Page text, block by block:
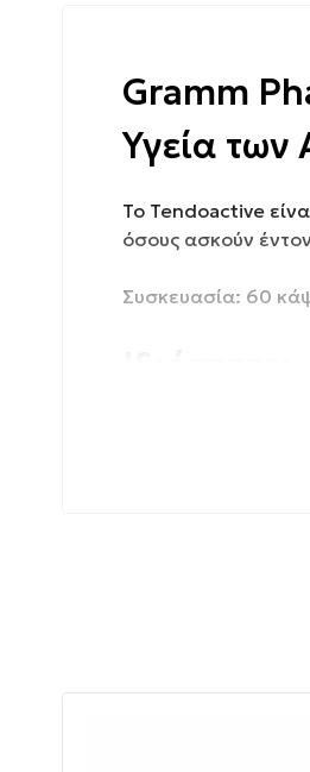
Gramm
Υγεία
Το Tendoactive
όσους ασκούν
Συσκευασία: 60
Συμβάλλει στη
Συμβάλλει στη